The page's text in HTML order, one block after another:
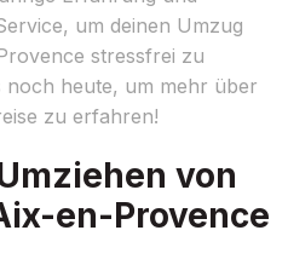
um deinen Umzug
stressfrei zu
noch heute, um mehr über
zu erfahren!
von
en-Provence